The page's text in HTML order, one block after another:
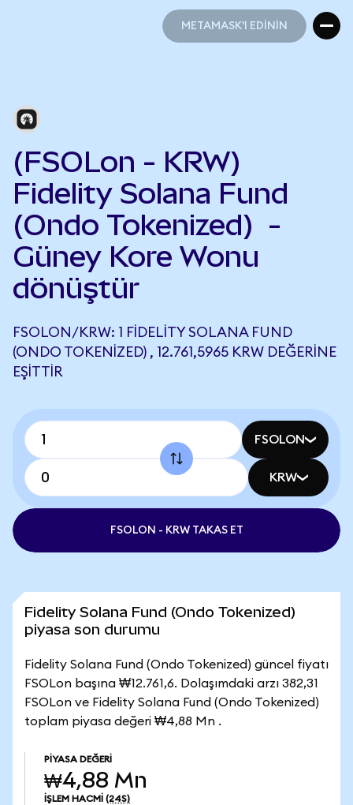
METAMASK'I EDİNİN
(FSOLon - KRW)
Fidelity Solana Fund
(Ondo Tokenized) -
Güney Kore Wonu
dönüştür
FSOLON/KRW: 1 FIDELITY SOLANA FUND
(ONDO TOKENIZED) , 12.761,5965 KRW DEĞERINE
EŞITTIR
FSOLON
KRW
FSOLON - KRW TAKAS ET
Fidelity Solana Fund (Ondo Tokenized)
piyasa son durumu
Fidelity Solana Fund (Ondo Tokenized) güncel fiyatı
FSOLon başına ₩12.761,6. Dolaşımdaki arzı 382,31
FSOLon ve Fidelity Solana Fund (Ondo Tokenized)
toplam piyasa değeri ₩4,88 Mn .
PIYASA DEĞERI
₩4,88 Mn
İŞLEM HACMI (24S)